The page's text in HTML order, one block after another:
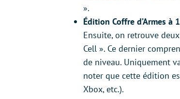
».
Édition Coffre d’Armes à
Ensuite, on retrouve
Cell ». Ce dernier
de niveau. Uniquement
noter que cette édition
Xbox, etc.).